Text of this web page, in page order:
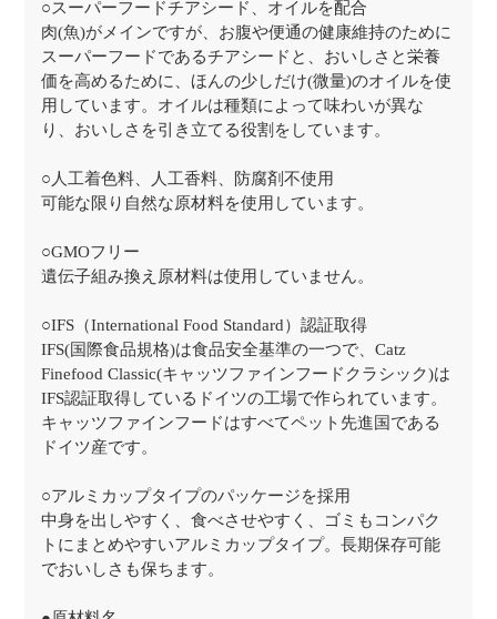
○スーパーフードチアシード、オイルを配合
肉(魚)がメインですが、お腹や便通の健康維持のために
スーパーフードであるチアシードと、おいしさと栄養
価を高めるために、ほんの少しだけ(微量)のオイルを使
用しています。オイルは種類によって味わいが異な
り、おいしさを引き立てる役割をしています。
○人工着色料、人工香料、防腐剤不使用
可能な限り自然な原材料を使用しています。
○GMOフリー
遺伝子組み換え原材料は使用していません。
○IFS（International Food Standard）認証取得
IFS(国際食品規格)は食品安全基準の一つで、Catz
Finefood Classic(キャッツファインフードクラシック)は
IFS認証取得しているドイツの工場で作られています。
キャッツファインフードはすべてペット先進国である
ドイツ産です。
○アルミカップタイプのパッケージを採用
中身を出しやすく、食べさせやすく、ゴミもコンパク
トにまとめやすいアルミカップタイプ。長期保存可能
でおいしさも保ちます。